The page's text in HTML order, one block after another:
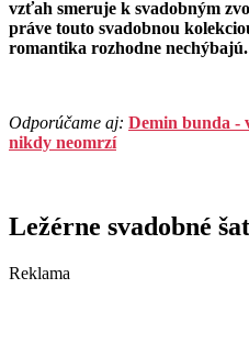
vzťah smeruje k svadobným
práve touto svadobnou
romantika rozhodne nechýbajú.
Odporúčame aj: Demin bunda -
nikdy neomrzí
Ležérne svadobné
Reklama